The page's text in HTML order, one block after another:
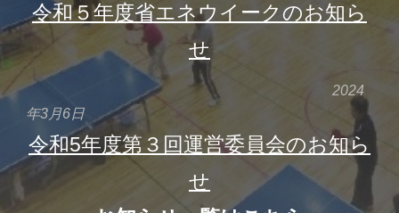
令和５年度省エネウ イークのお知ら
せ
2024
年3 月6日
令和5年度第 ３ 回運営委員会のお知ら
せ